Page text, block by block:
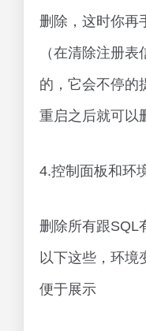
删除，这时你再
（在清除注册
的，它会不停的
重启之后就可以
4.控制面板和环
删除所有跟SQL
以下这些，环境
便于展示